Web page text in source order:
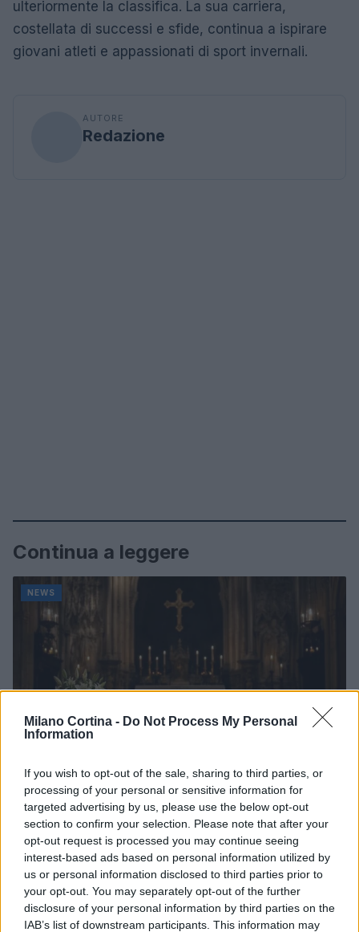
Milano Cortina - Do Not Process My Personal
Information
If you wish to opt-out of the sale, sharing to third parties, or
processing of your personal or sensitive information for
targeted advertising by us, please use the below opt-out
section to confirm your selection. Please note that after your
opt-out request is processed you may continue seeing
interest-based ads based on personal information utilized by
us or personal information disclosed to third parties prior to
your opt-out. You may separately opt-out of the further
disclosure of your personal information by third parties on the
IAB’s list of downstream participants. This information may
ulteriormente la classifica. La sua carriera,
costellata di successi e sfide, continua a ispirare
giovani atleti e appassionati di sport invernali.
AUTORE
Redazione
Continua a leggere
NEWS
Don Antonio Mazzi: l’ultimo saluto a Milano tra
emozioni e canti
Marco Tessari · 3 Ago 2026